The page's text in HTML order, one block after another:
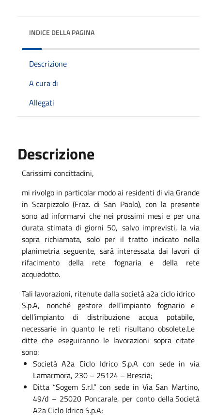
INDICE DELLA PAGINA
Descrizione
A cura di
Allegati
Descrizione
Carissimi concittadini,
mi rivolgo in particolar modoai residenti di via Grande
in Scarpizzolo (Fraz. di San Paolo), con la presente
sono ad informarvi che nei prossimi mesi e per una
durata stimata di giorni 50, salvo imprevisti, la via
sopra richiamata, solo per il tratto indicato nella
planimetria seguente, sarà interessata dai lavori di
rifacimento della rete fognaria e della rete
acquedotto.
Tali lavorazioni, ritenute dalla società a2a ciclo idrico
S.p.A, nonché gestore dell’impianto fognario e
dell’impianto di distribuzione acqua potabile,
necessarie in quanto le reti risultano obsolete.Le
ditte che eseguiranno le lavorazioni sopra citate
sono:
Società A2a Ciclo Idrico S.p.A con sede in via
Lamarmora, 230 – 25124 – Brescia;
Ditta “Sogem S.r.l.” con sede in Via San Martino,
49/d – 25020 Poncarale, per conto della Società
A2a Ciclo Idrico S.p.A;